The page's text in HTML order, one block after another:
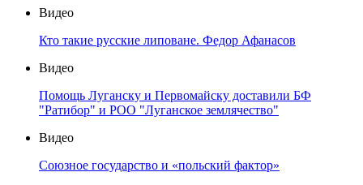
Видео
Кто такие русские липоване. Федор Афанасов
Видео
Помощь Луганску и Первомайску доставили БФ
"Ратибор" и РОО "Луганское землячество"
Видео
Союзное государство и «польский фактор»